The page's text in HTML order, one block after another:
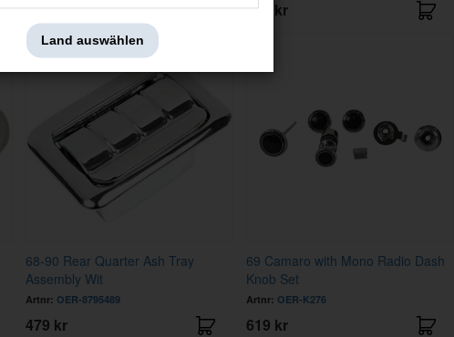
265 kr
68-90 Rear Quarter Ash Tray
Assembly Wit
Artnr: OER-8795489
479 kr
69 Camaro with Mono Radio Dash
Knob Set
Artnr: OER-K276
619 kr
Land auswählen